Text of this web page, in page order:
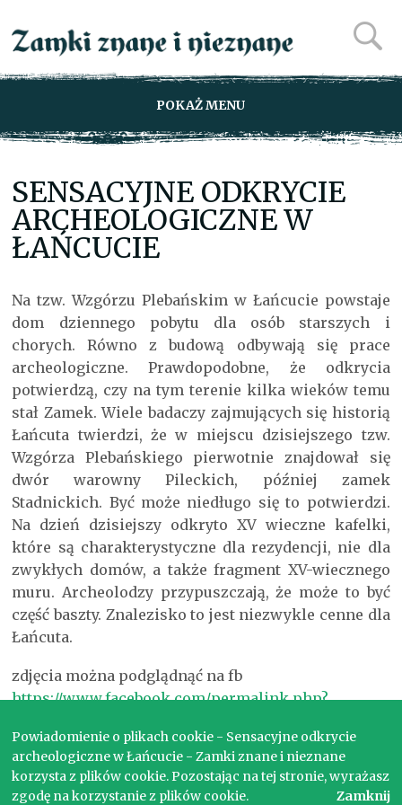
POKAŻ MENU
SENSACYJNE ODKRYCIE
ARCHEOLOGICZNE W
ŁAŃCUCIE
Na tzw. Wzgórzu Plebańskim w Łańcucie powstaje
dom dziennego pobytu dla osób starszych i
chorych. Równo z budową odbywają się prace
archeologiczne. Prawdopodobne, że odkrycia
potwierdzą, czy na tym terenie kilka wieków temu
stał Zamek. Wiele badaczy zajmujących się historią
Łańcuta twierdzi, że w miejscu dzisiejszego tzw.
Wzgórza Plebańskiego pierwotnie znajdował się
dwór warowny Pileckich, później zamek
Stadnickich. Być może niedługo się to potwierdzi.
Na dzień dzisiejszy odkryto XV wieczne kafelki,
które są charakterystyczne dla rezydencji, nie dla
zwykłych domów, a także fragment XV-wiecznego
muru. Archeolodzy przypuszczają, że może to być
część baszty. Znalezisko to jest niezwykle cenne dla
Łańcuta.
zdjęcia można podglądnąć na fb
https://www.facebook.com/permalink.php? …
Copyright © 2017. Wszelkie prawa zastrzeżone.
Powiadomienie o plikach cookie - Sensacyjne odkrycie
archeologiczne w Łańcucie - Zamki znane i nieznane
korzysta z plików cookie. Pozostając na tej stronie, wyrażasz
zgodę na korzystanie z plików cookie.
Zamknij